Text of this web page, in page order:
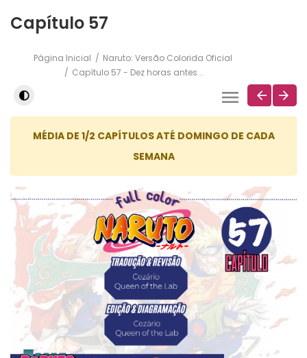
Capítulo 57
Página Inicial
Naruto: Versão Colorida Oficial
Capítulo 57 - Dez horas antes...
MÉDIA DE 1/2 CAPÍTULOS ATÉ DOMINGO DE CADA
SEMANA